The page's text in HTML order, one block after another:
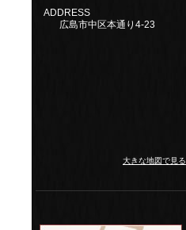
ADDRESS
広島市中区本通り4-23
大きな地図で見る